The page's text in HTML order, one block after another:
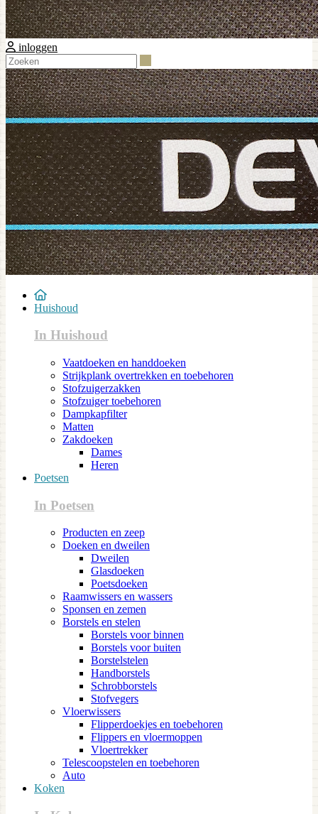
inloggen
Huishoud
In Huishoud
Vaatdoeken en handdoeken
Strijkplank overtrekken en toebehoren
Stofzuigerzakken
Stofzuiger toebehoren
Dampkapfilter
Matten
Zakdoeken
Dames
Heren
Poetsen
In Poetsen
Producten en zeep
Doeken en dweilen
Dweilen
Glasdoeken
Poetsdoeken
Raamwissers en wassers
Sponsen en zemen
Borstels en stelen
Borstels voor binnen
Borstels voor buiten
Borstelstelen
Handborstels
Schrobborstels
Stofvegers
Vloerwissers
Flipperdoekjes en toebehoren
Flippers en vloermoppen
Vloertrekker
Telescoopstelen en toebehoren
Auto
Koken